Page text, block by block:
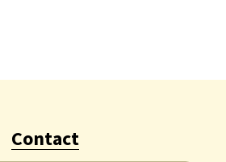
Contact